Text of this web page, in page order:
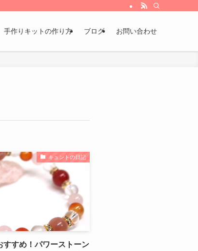
手作りキットの作り方 ブログ お問い合わせ
キュントの日記
すすめ！パワーストーン